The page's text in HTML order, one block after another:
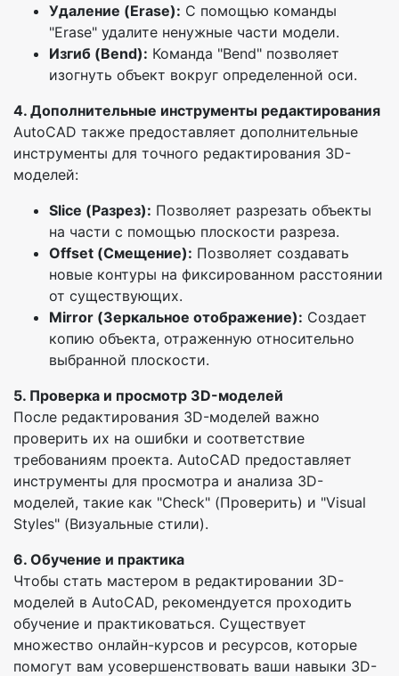
Удаление (Erase): С помощью команды
"Erase" удалите ненужные части модели.
Изгиб (Bend): Команда "Bend" позволяет
изогнуть объект вокруг определенной оси.
4. Дополнительные инструменты редактирования
AutoCAD также предоставляет дополнительные
инструменты для точного редактирования 3D-
моделей:
Slice (Разрез): Позволяет разрезать объекты
на части с помощью плоскости разреза.
Offset (Смещение): Позволяет создавать
новые контуры на фиксированном расстоянии
от существующих.
Mirror (Зеркальное отображение): Создает
копию объекта, отраженную относительно
выбранной плоскости.
5. Проверка и просмотр 3D-моделей
После редактирования 3D-моделей важно
проверить их на ошибки и соответствие
требованиям проекта. AutoCAD предоставляет
инструменты для просмотра и анализа 3D-
моделей, такие как "Check" (Проверить) и "Visual
Styles" (Визуальные стили).
6. Обучение и практика
Чтобы стать мастером в редактировании 3D-
моделей в AutoCAD, рекомендуется проходить
обучение и практиковаться. Существует
множество онлайн-курсов и ресурсов, которые
помогут вам усовершенствовать ваши навыки 3D-